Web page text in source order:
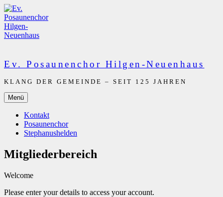
Zum
Inhalt
springen
Ev. Posaunenchor Hilgen-Neuenhaus
KLANG DER GEMEINDE – SEIT 125 JAHREN
Menü
Kontakt
Posaunenchor
Stephanushelden
Mitgliederbereich
Welcome
Please enter your details to access your account.